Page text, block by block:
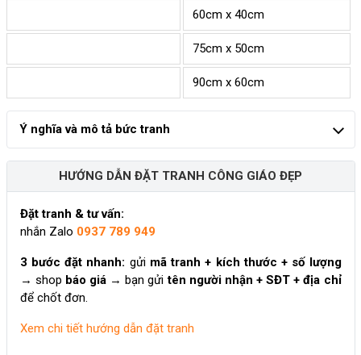
60cm x 40cm
75cm x 50cm
90cm x 60cm
Ý nghĩa và mô tả bức tranh
HƯỚNG DẪN ĐẶT TRANH CÔNG GIÁO ĐẸP
Đặt tranh & tư vấn:
nhắn Zalo 0937 789 949
3 bước đặt nhanh: gửi mã tranh + kích thước + số lượng
→ shop báo giá→ bạn gửitên người nhận + SĐT + địa chỉ
để chốt đơn.
Xem chi tiết hướng dẫn đặt tranh